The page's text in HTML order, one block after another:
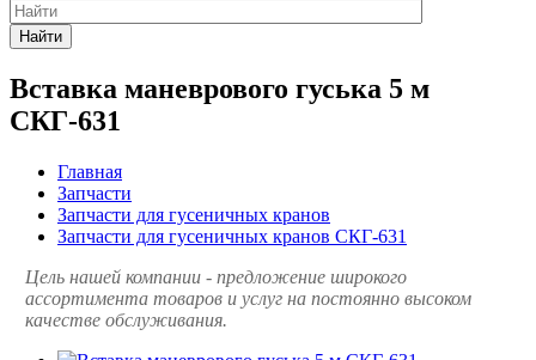
Найти
Вставка маневрового гуська 5 м
СКГ-631
Главная
Запчасти
Запчасти для гусеничных кранов
Запчасти для гусеничных кранов СКГ-631
Цель нашей компании - предложение широкого
ассортимента товаров и услуг на постоянно высоком
качестве обслуживания.